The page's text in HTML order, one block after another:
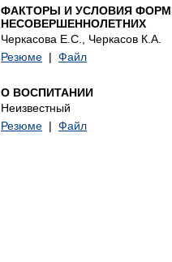
ФАКТОРЫ И УСЛОВИЯ
НЕСОВЕРШЕННОЛЕТНИХ
Черкасова Е.С., Черкасов К.А.
Резюме | Файл
О ВОСПИТАНИИ
Неизвестный
Резюме | Файл